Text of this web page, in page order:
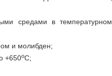
средами в температурном
и молибден;
+650оС;